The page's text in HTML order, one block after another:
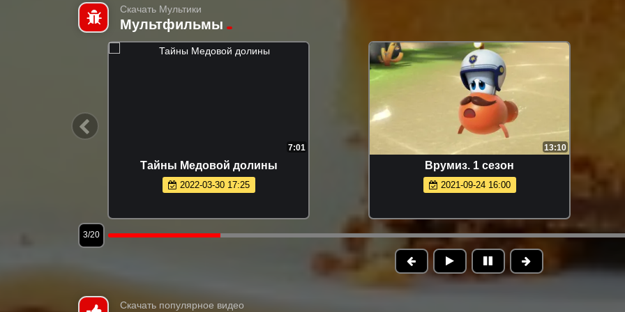
Скачать Мультики
Мультфильмы
7:01
Тайны Медовой долины
2022-03-30 17:25
13:10
Врумиз. 1 сезон
2021-09-24 16:00
3/20
Скачать популярное видео